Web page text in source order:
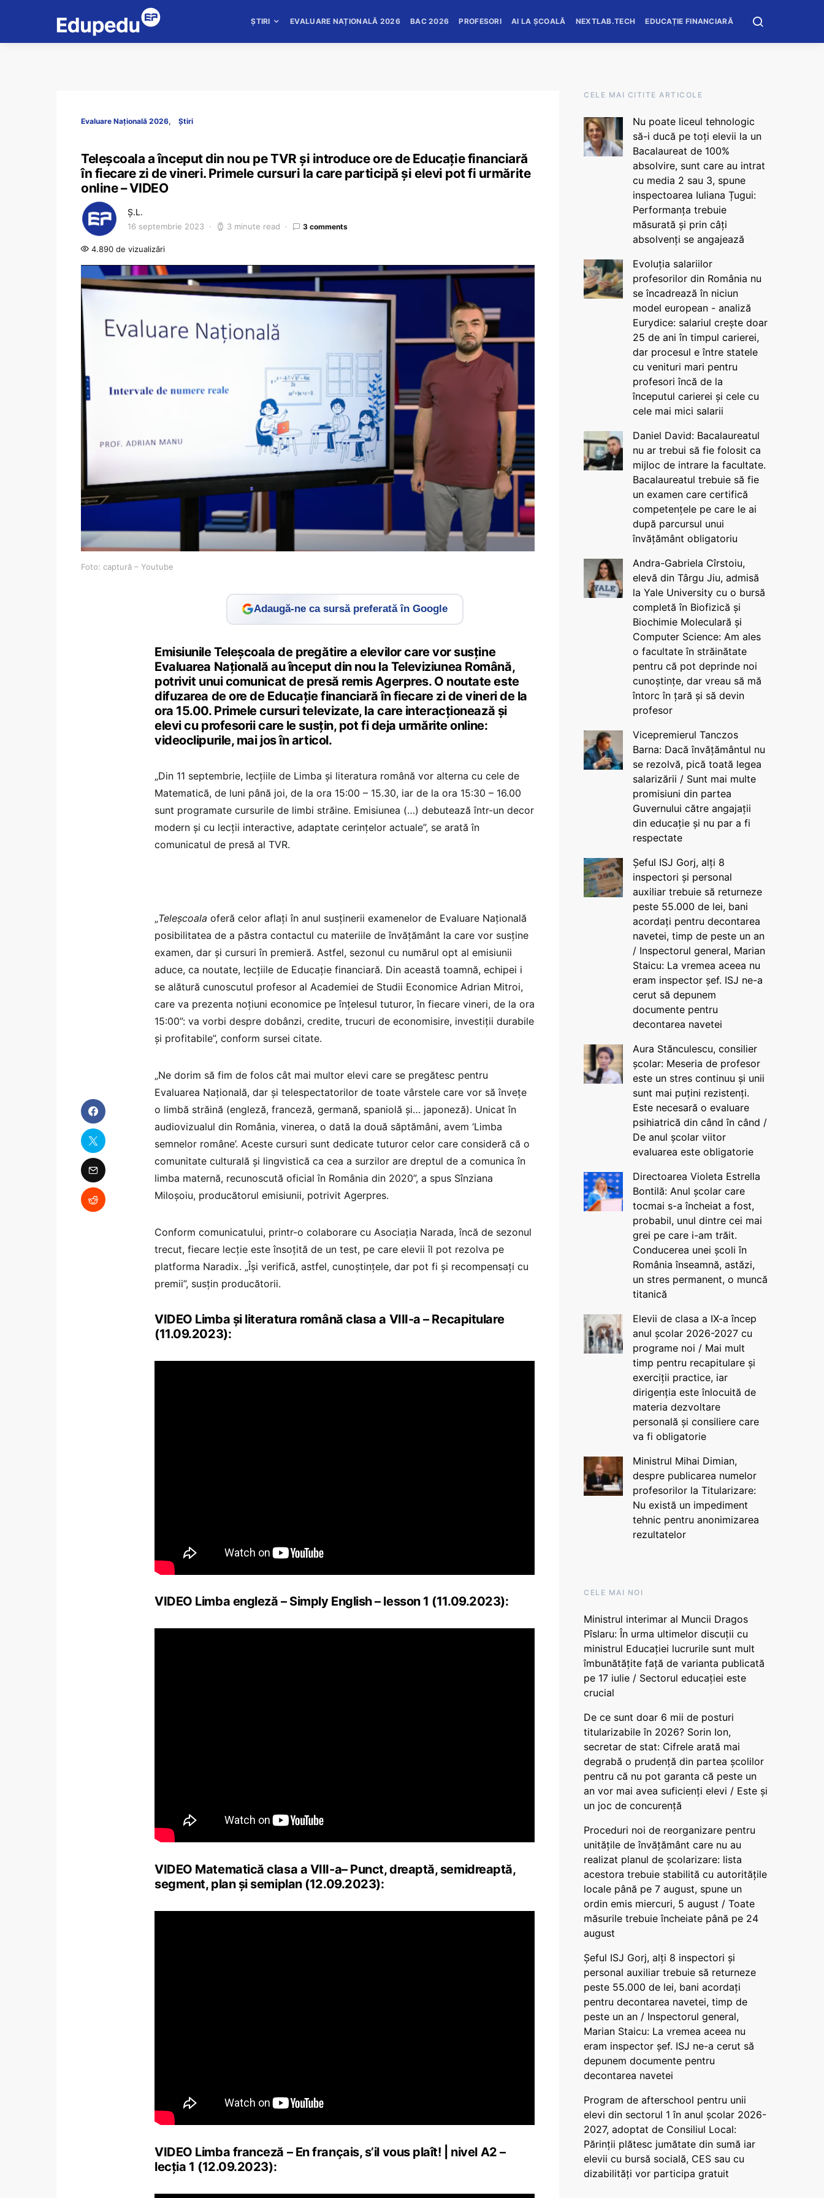
ȘTIRI EVALUARE NAȚIONALĂ 2026 BAC 2026 PROFESORI AI LA ȘCOALĂ NEXTLAB.TECH EDUCAȚIE FINANCIARĂ
Evaluare Națională 2026 Știri
Teleșcoala a început din nou pe TVR și introduce ore de Educație financiară
în fiecare zi de vineri. Primele cursuri la care participă și elevi pot fi urmărite
online – VIDEO
Ș.L.
16 septembrie 2023 3 minute read 3 comments
4.890 de vizualizări
Foto: captură – Youtube
Adaugă-ne ca sursă preferată în Google
Emisiunile Teleșcoala de pregătire a elevilor care vor susține
Evaluarea Națională au început din nou la Televiziunea Română,
potrivit unui comunicat de presă remis Agerpres. O noutate este
difuzarea de ore de Educație financiară în fiecare zi de vineri de la
ora 15.00. Primele cursuri televizate, la care interacționează și
elevi cu profesorii care le susțin, pot fi deja urmărite online:
videoclipurile, mai jos în articol.
„Din 11 septembrie, lecţiile de Limba şi literatura română vor alterna cu cele de
Matematică, de luni până joi, de la ora 15:00 – 15.30, iar de la ora 15:30 – 16.00
sunt programate cursurile de limbi străine. Emisiunea (…) debutează într-un decor
modern şi cu lecţii interactive, adaptate cerinţelor actuale”, se arată în
comunicatul de presă al TVR.
„Teleşcoala oferă celor aflaţi în anul susţinerii examenelor de Evaluare Naţională
posibilitatea de a păstra contactul cu materiile de învăţământ la care vor susţine
examen, dar şi cursuri în premieră. Astfel, sezonul cu numărul opt al emisiunii
aduce, ca noutate, lecţiile de Educaţie financiară. Din această toamnă, echipei i
se alătură cunoscutul profesor al Academiei de Studii Economice Adrian Mitroi,
care va prezenta noţiuni economice pe înţelesul tuturor, în fiecare vineri, de la ora
15:00”: va vorbi despre dobânzi, credite, trucuri de economisire, investiţii durabile
şi profitabile”, conform sursei citate.
„Ne dorim să fim de folos cât mai multor elevi care se pregătesc pentru
Evaluarea Naţională, dar şi telespectatorilor de toate vârstele care vor să înveţe
o limbă străină (engleză, franceză, germană, spaniolă şi… japoneză). Unicat în
audiovizualul din România, vinerea, o dată la două săptămâni, avem ‘Limba
semnelor române’. Aceste cursuri sunt dedicate tuturor celor care consideră că o
comunitate culturală şi lingvistică ca cea a surzilor are dreptul de a comunica în
limba maternă, recunoscută oficial în România din 2020”, a spus Sînziana
Miloşoiu, producătorul emisiunii, potrivit Agerpres.
Conform comunicatului, printr-o colaborare cu Asociaţia Narada, încă de sezonul
trecut, fiecare lecţie este însoţită de un test, pe care elevii îl pot rezolva pe
platforma Naradix. „Îşi verifică, astfel, cunoştinţele, dar pot fi şi recompensaţi cu
premii”, susțin producătorii.
VIDEO Limba şi literatura română clasa a VIII-a – Recapitulare
(11.09.2023):
VIDEO Limba engleză – Simply English – lesson 1 (11.09.2023):
VIDEO Matematică clasa a VIII-a– Punct, dreaptă, semidreaptă,
segment, plan şi semiplan (12.09.2023):
VIDEO Limba franceză – En français, s’il vous plaît! | nivel A2 –
lecţia 1 (12.09.2023):
CELE MAI CITITE ARTICOLE
Nu poate liceul tehnologic
să-i ducă pe toți elevii la un
Bacalaureat de 100%
absolvire, sunt care au intrat
cu media 2 sau 3, spune
inspectoarea Iuliana Țugui:
Performanța trebuie
măsurată și prin câți
absolvenți se angajează
Evoluția salariilor
profesorilor din România nu
se încadrează în niciun
model european - analiză
Eurydice: salariul crește doar
25 de ani în timpul carierei,
dar procesul e între statele
cu venituri mari pentru
profesori încă de la
începutul carierei și cele cu
cele mai mici salarii
Daniel David: Bacalaureatul
nu ar trebui să fie folosit ca
mijloc de intrare la facultate.
Bacalaureatul trebuie să fie
un examen care certifică
competențele pe care le ai
după parcursul unui
învățământ obligatoriu
Andra-Gabriela Cîrstoiu,
elevă din Târgu Jiu, admisă
la Yale University cu o bursă
completă în Biofizică și
Biochimie Moleculară și
Computer Science: Am ales
o facultate în străinătate
pentru că pot deprinde noi
cunoștințe, dar vreau să mă
întorc în țară și să devin
profesor
Vicepremierul Tanczos
Barna: Dacă învățământul nu
se rezolvă, pică toată legea
salarizării / Sunt mai multe
promisiuni din partea
Guvernului către angajații
din educație și nu par a fi
respectate
Șeful ISJ Gorj, alți 8
inspectori și personal
auxiliar trebuie să returneze
peste 55.000 de lei, bani
acordați pentru decontarea
navetei, timp de peste un an
/ Inspectorul general, Marian
Staicu: La vremea aceea nu
eram inspector șef. ISJ ne-a
cerut să depunem
documente pentru
decontarea navetei
Aura Stănculescu, consilier
școlar: Meseria de profesor
este un stres continuu și unii
sunt mai puțini rezistenți.
Este necesară o evaluare
psihiatrică din când în când /
De anul școlar viitor
evaluarea este obligatorie
Directoarea Violeta Estrella
Bontilă: Anul școlar care
tocmai s-a încheiat a fost,
probabil, unul dintre cei mai
grei pe care i-am trăit.
Conducerea unei școli în
România înseamnă, astăzi,
un stres permanent, o muncă
titanică
Elevii de clasa a IX-a încep
anul școlar 2026-2027 cu
programe noi / Mai mult
timp pentru recapitulare și
exerciții practice, iar
dirigenția este înlocuită de
materia dezvoltare
personală și consiliere care
va fi obligatorie
Ministrul Mihai Dimian,
despre publicarea numelor
profesorilor la Titularizare:
Nu există un impediment
tehnic pentru anonimizarea
rezultatelor
CELE MAI NOI
Ministrul interimar al Muncii Dragos
Pîslaru: În urma ultimelor discuții cu
ministrul Educației lucrurile sunt mult
îmbunătățite față de varianta publicată
pe 17 iulie / Sectorul educației este
crucial
De ce sunt doar 6 mii de posturi
titularizabile în 2026? Sorin Ion,
secretar de stat: Cifrele arată mai
degrabă o prudență din partea școlilor
pentru că nu pot garanta că peste un
an vor mai avea suficienți elevi / Este și
un joc de concurență
Proceduri noi de reorganizare pentru
unitățile de învățământ care nu au
realizat planul de școlarizare: lista
acestora trebuie stabilită cu autoritățile
locale până pe 7 august, spune un
ordin emis miercuri, 5 august / Toate
măsurile trebuie încheiate până pe 24
august
Șeful ISJ Gorj, alți 8 inspectori și
personal auxiliar trebuie să returneze
peste 55.000 de lei, bani acordați
pentru decontarea navetei, timp de
peste un an / Inspectorul general,
Marian Staicu: La vremea aceea nu
eram inspector șef. ISJ ne-a cerut să
depunem documente pentru
decontarea navetei
Program de afterschool pentru unii
elevi din sectorul 1 în anul școlar 2026-
2027, adoptat de Consiliul Local:
Părinții plătesc jumătate din sumă iar
elevii cu bursă socială, CES sau cu
dizabilităţi vor participa gratuit